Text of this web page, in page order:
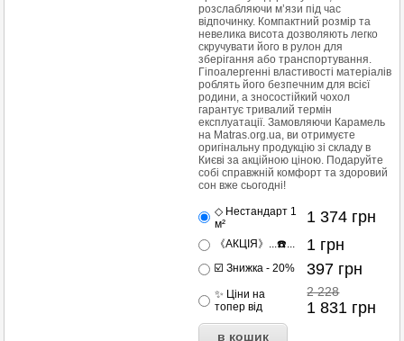
розслабляючи м’язи під час
відпочинку. Компактний розмір та
невелика висота дозволяють легко
скручувати його в рулон для
зберігання або транспортування.
Гіпоалергенні властивості матеріалів
роблять його безпечним для всієї
родини, а зносостійкий чохол
гарантує тривалий термін
експлуатації. Замовляючи Карамель
на Matras.org.ua, ви отримуєте
оригінальну продукцію зі складу в
Києві за акційною ціною. Подаруйте
собі справжній комфорт та здоровий
сон вже сьогодні!
◇ Нестандарт 1
м²
1 374 грн
《АКЦІЯ》...☎️... 1 грн
☑️ Знижка - 20% 397 грн
✨ Ціни на
топер від
2 228
1 831 грн